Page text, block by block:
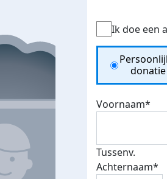
Ik doe een
Donation
donatie
Voornaam*
Tussenv.
Achternaam*